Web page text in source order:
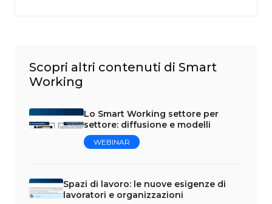
Scopri altri contenuti di Smart
Working
Lo Smart Working settore per
settore: diffusione e modelli
WEBINAR
Spazi di lavoro: le nuove esigenze di
lavoratori e organizzazioni